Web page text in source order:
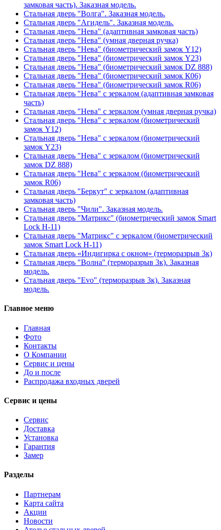
замковая часть). Заказная модель.
Стальная дверь "Волга". Заказная модель.
Стальная дверь "Агидель". Заказная модель.
Стальная дверь "Нева" (адаптивная замковая часть)
Стальная дверь "Нева" (умная дверная ручка)
Стальная дверь "Нева" (биометрический замок Y12)
Стальная дверь "Нева" (биометрический замок Y23)
Стальная дверь "Нева" (биометрический замок DZ 888)
Стальная дверь "Нева" (биометрический замок К06)
Стальная дверь "Нева" (биометрический замок R06)
Стальная дверь "Нева" с зеркалом (адаптивная замковая
часть)
Стальная дверь "Нева" с зеркалом (умная дверная ручка)
Стальная дверь "Нева" с зеркалом (биометрический
замок Y12)
Стальная дверь "Нева" с зеркалом (биометрический
замок Y23)
Стальная дверь "Нева" с зеркалом (биометрический
замок DZ 888)
Стальная дверь "Нева" с зеркалом (биометрический
замок R06)
Стальная дверь "Беркут" с зеркалом (адаптивная
замковая часть)
Стальная дверь "Чили". Заказная модель.
Стальная дверь "Матрикс" (биометрический замок Smart
Lock H-11)
Стальная дверь "Матрикс" с зеркалом (биометрический
замок Smart Lock H-11)
Стальная дверь «Индигирка с окном» (терморазрыв 3к)
Стальная дверь "Волна" (терморазрыв 3к). Заказная
модель.
Стальная дверь "Evo" (терморазрыв 3к). Заказная
модель.
Главное меню
Главная
Фото
Контакты
О Компании
Сервис и цены
До и после
Распродажа входных дверей
Сервис и цены
Сервис
Доставка
Установка
Гарантия
Замер
Разделы
Партнерам
Карта сайта
Акции
Новости